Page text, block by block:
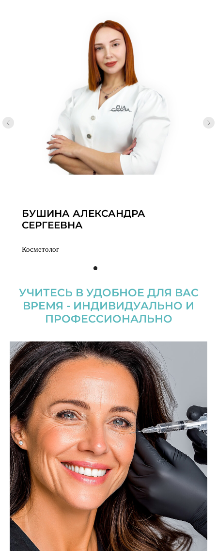
БУШИНА АЛЕКСАНДРА
СЕРГЕЕВНА
Косметолог
______________________
Сертифицированный тренер курсов "Косметолог-
Эстетист", "Сестринское дело в косметолоии",
"Повышение квалификации"
Разработчик методических материалов в области
Тренер эксперт в области эстетической,
аппаратной и инъекционной косметологии
ПОДРОБНЕЕ
УЧИТЕСЬ В УДОБНОЕ ДЛЯ ВАС
ВРЕМЯ - ИНДИВИДУАЛЬНО И
ПРОФЕССИОНАЛЬНО